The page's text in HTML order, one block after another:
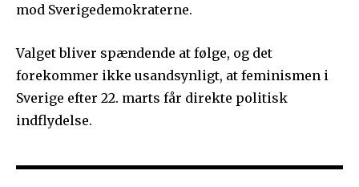
mod Sverigedemokraterne.
Valget bliver spændende at følge, og det
forekommer ikke usandsynligt, at feminismen i
Sverige efter 22. marts får direkte politisk
indflydelse.